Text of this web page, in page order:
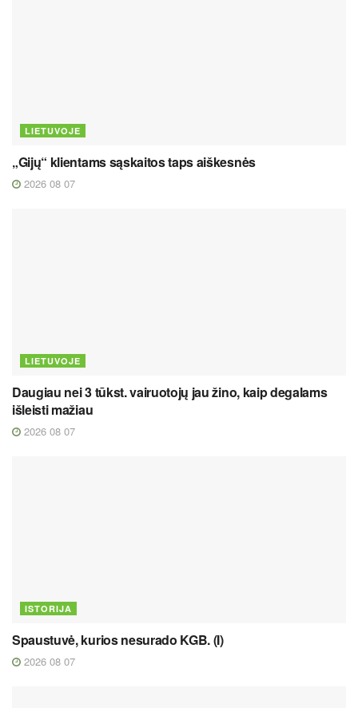
LIETUVOJE
„Gijų“ klientams sąskaitos taps aiškesnės
2026 08 07
LIETUVOJE
Daugiau nei 3 tūkst. vairuotojų jau žino, kaip degalams
išleisti mažiau
2026 08 07
ISTORIJA
Spaustuvė, kurios nesurado KGB. (I)
2026 08 07